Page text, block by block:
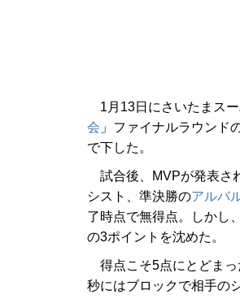
1月13日にさいたまスー
会 」ファイナルラウンド
で下した。
試合後、MVPが発表さ
シスト、準決勝のアルバ
了時点で無得点。しかし
の3ポイントを沈めた。
得点こそ5点にとどまっ
秒にはブロックで相手の